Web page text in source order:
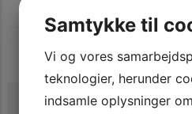
149.900 Kr.
Samtykke til
Vi og vores
teknologier, herunder
indsamle oplysninger